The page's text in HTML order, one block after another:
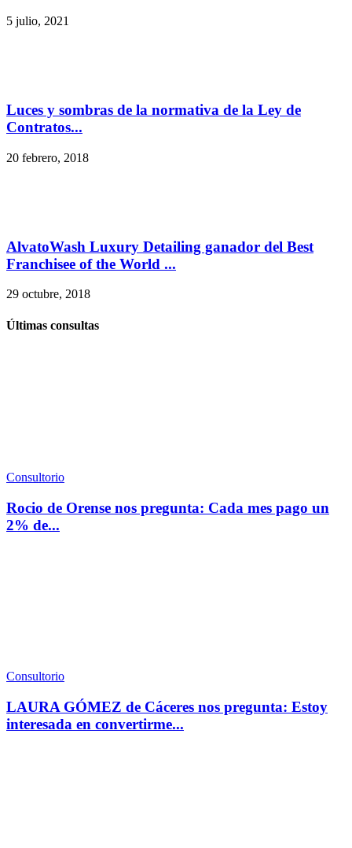
5 julio, 2021
Luces y sombras de la normativa de la Ley de
Contratos...
20 febrero, 2018
AlvatoWash Luxury Detailing ganador del Best
Franchisee of the World ...
29 octubre, 2018
Últimas consultas
Consultorio
Rocio de Orense nos pregunta: Cada mes pago un
2% de...
Consultorio
LAURA GÓMEZ de Cáceres nos pregunta: Estoy
interesada en convertirme...